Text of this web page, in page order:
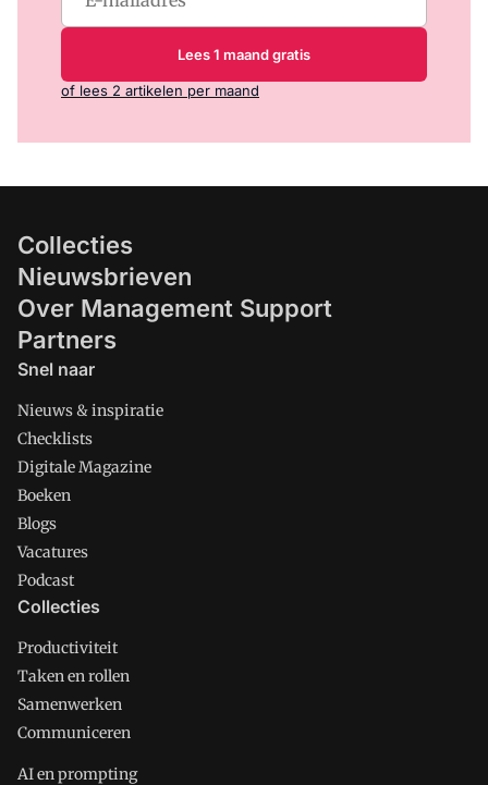
Lees 1 maand gratis
of lees 2 artikelen per maand
Collecties
Nieuwsbrieven
Over Management Support
Partners
Snel naar
Nieuws & inspiratie
Checklists
Digitale Magazine
Boeken
Blogs
Vacatures
Podcast
Collecties
Productiviteit
Taken en rollen
Samenwerken
Communiceren
AI en prompting